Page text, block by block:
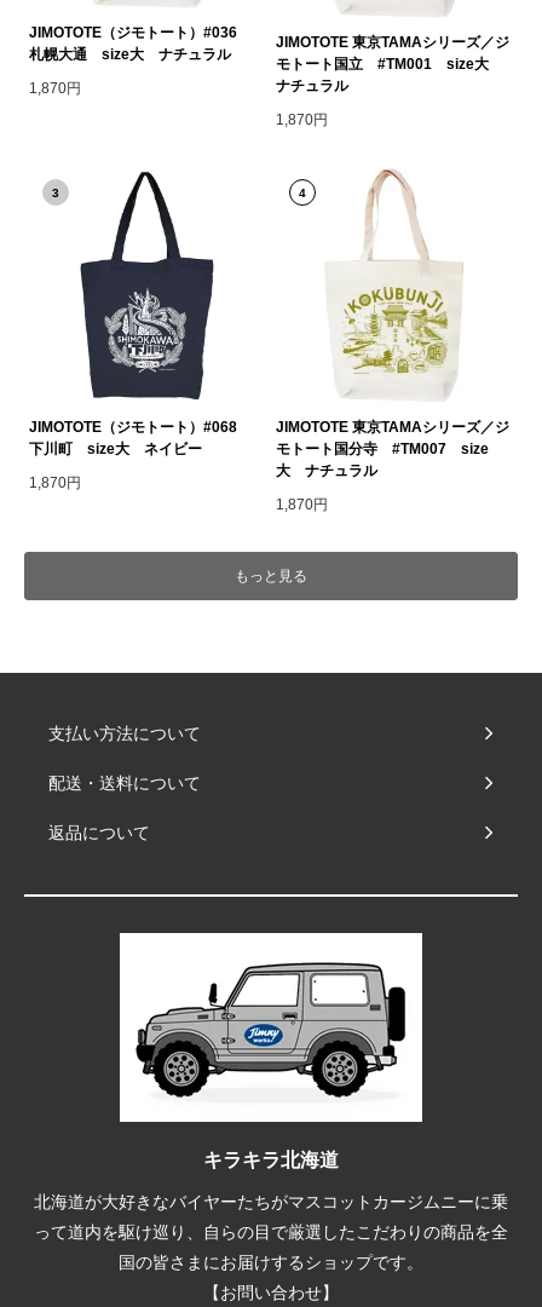
JIMOTOTE（ジモトート）#036
札幌大通 size大 ナチュラル
1,870円
JIMOTOTE 東京TAMAシリーズ／ジ
モトート国立 #TM001 size大
ナチュラル
1,870円
3
JIMOTOTE（ジモトート）#068
下川町 size大 ネイビー
1,870円
4
JIMOTOTE 東京TAMAシリーズ／ジ
モトート国分寺 #TM007 size
大 ナチュラル
1,870円
もっと見る
支払い方法について
配送・送料について
返品について
キラキラ北海道
北海道が大好きなバイヤーたちがマスコットカージムニーに乗
って道内を駆け巡り、自らの目で厳選したこだわりの商品を全
国の皆さまにお届けするショップです。
【お問い合わせ】